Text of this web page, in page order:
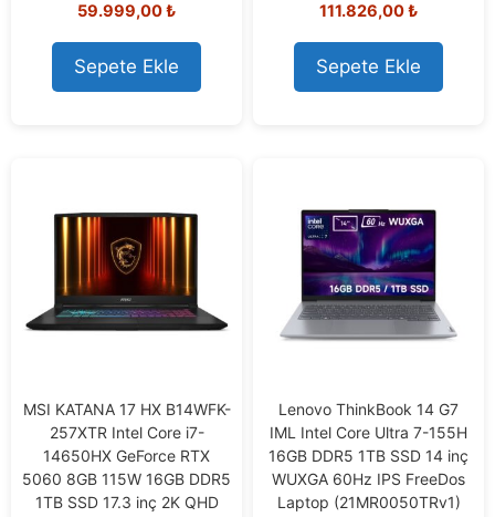
o
t
o
f
5
59.999,00₺
Sepete Ekle
o
t
o
f
5
111.826,00₺
Sepete Ekle
MSI KATANA 17 HX B14WFK-
257XTR Intel Core i7-
14650HX GeForce RTX
5060 8GB 115W 16GB DDR5
1TB SSD 17.3 inç 2K QHD
Lenovo ThinkBook 14 G7
IML Intel Core Ultra 7-155H
16GB DDR5 1TB SSD 14 inç
WUXGA 60Hz IPS FreeDos
Laptop (21MR0050TRv1)